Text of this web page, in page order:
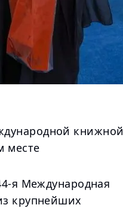
книжной
месте
я Международная
крупнейших